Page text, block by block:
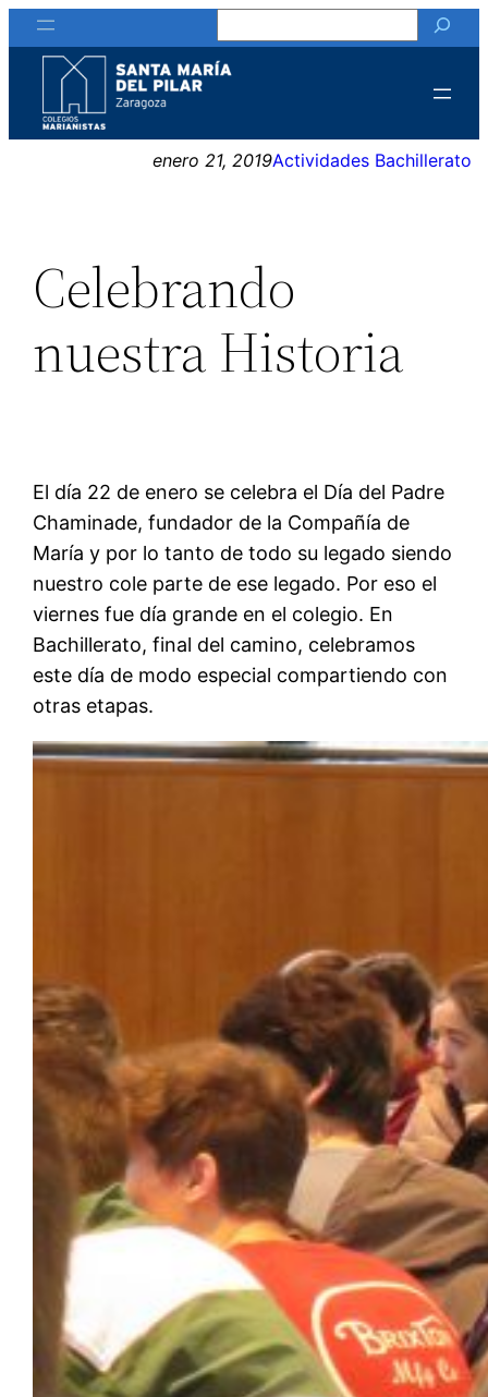
Saltar
al
contenido
enero 21, 2019Actividades Bachillerato
Celebrando
nuestra Historia
El día 22 de enero se celebra el Día del Padre
Chaminade, fundador de la Compañía de
María y por lo tanto de todo su legado siendo
nuestro cole parte de ese legado. Por eso el
viernes fue día grande en el colegio. En
Bachillerato, final del camino, celebramos
este día de modo especial compartiendo con
otras etapas.